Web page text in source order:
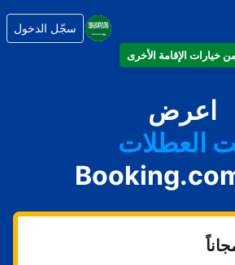
سجّل الدخول
اعرض
شقتك
فندقك
العطلات
الفندقية
منتجعك